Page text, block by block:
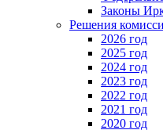
Законы
Решения
2026 год
2025 год
2024 год
2023 год
2022 год
2021 год
2020 год